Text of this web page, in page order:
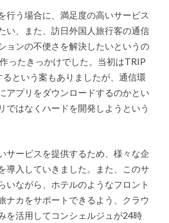
行う場合に、満足度の高いサービス
い、また、訪日外国人旅行客の通信
ョンの不便さを解決したいというの
ったきっかけでした。当初はTRIP
という案もありましたが、通信環
アプリをダウンロードするのかとい
ではなくハードを開発しようという
サービスを提供するため、様々な企
導入していきました。また、このサ
いながら、ホテルのようなフロント
ナカをサポートできるよう、クラウ
を活用してコンシェルジュが24時